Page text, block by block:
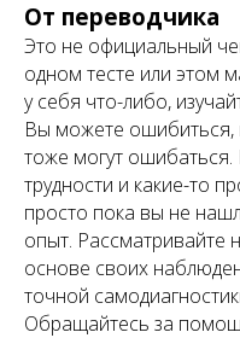
От переводчика
Это не официальный
одном тесте или этом
у себя что-либо,
Вы можете ошибиться,
тоже могут
трудности и какие-то
просто пока вы не
опыт. Рассматривайте
основе своих
точной
Обращайтесь за